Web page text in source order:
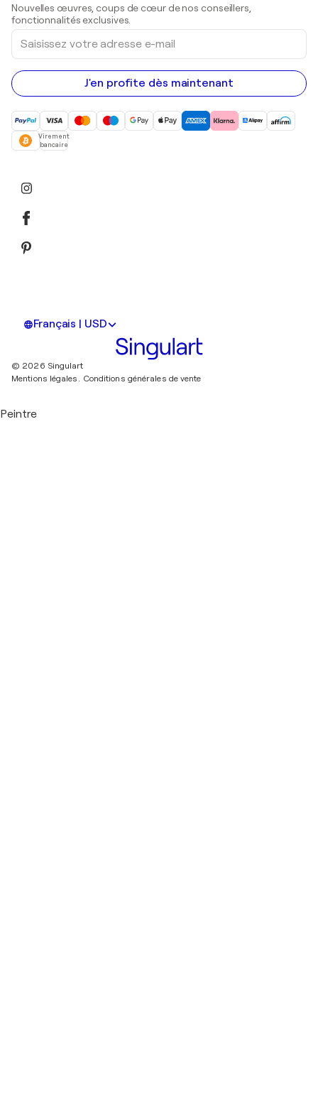
Peintures acryliques
Nouvelles œuvres, coups de cœur de nos conseillers,
fonctionnalités exclusives.
Saisissez
votre
adresse
e-
mail
J'en profite dès maintenant
Virement
bancaire
Français | USD
© 2026 Singulart
Mentions légales. Conditions générales de vente
Peintre